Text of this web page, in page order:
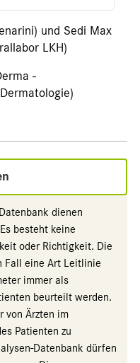
und Sedi Max
LKH)
-
Dermatologie)
dienen
besteht keine
oder Richtigkeit. Die
Fall eine Art Leitlinie
immer als
beurteilt werden.
von Ärzten im
Patienten zu
Datenbank dürfen